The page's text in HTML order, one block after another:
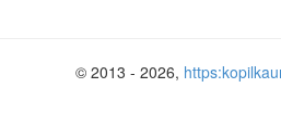
© 2013 - 2026,